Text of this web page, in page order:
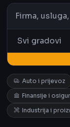
Auto i prijevoz
Finansije i
Industrija i